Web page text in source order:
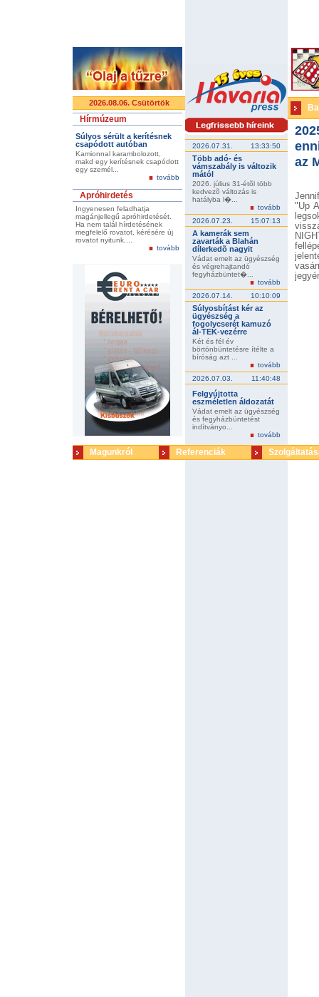
2026.08.06. Csütörtök
Hírmúzeum
Súlyos sérült a kerítésnek
csapódott autóban
Kamionnal karambolozott,
makd egy kerítésnek csapódott
egy személ...
tovább
Apróhirdetés
Ingyenesen feladhatja
magánjellegű apróhirdetését.
Ha nem talál hírdetésének
megfelelő rovatot, kérésére új
rovatot nyitunk....
tovább
2026.07.31. 13:33:50
Több adó- és
vámszabály is változik
mától
2026. július 31-étõl több
kedvezõ változás is
hatályba l�...
tovább
2026.07.23.
15:07:13
A kamerák sem
zavarták a Blahán
dílerkedõ nagyit
Vádat emelt az ügyészség
és végrehajtandó
fegyházbüntet�...
tovább
2026.07.14.
10:10:09
Súlyosbítást kér az
ügyészség a
fogolycserét kamuzó
ál-TEK-vezérre
Két és fél év
börtönbüntetésre ítélte a
bíróság azt ...
tovább
2026.07.03.
11:40:48
Felgyújtotta
eszméletlen áldozatát
Vádat emelt az ügyészség
és fegyházbüntetést
indítványo...
tovább
az
"Up
Magunkról Referenciák